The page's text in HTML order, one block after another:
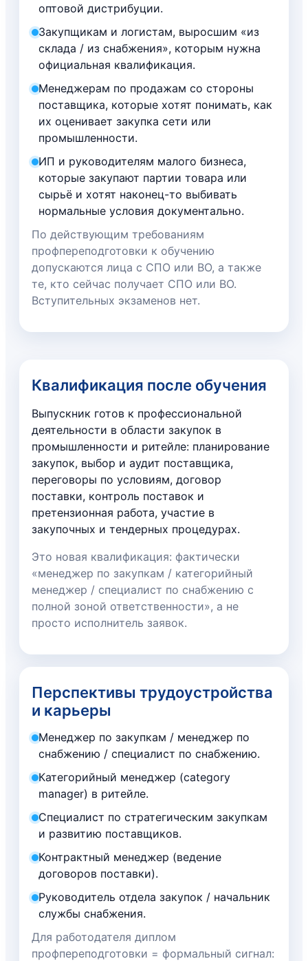
оптовой дистрибуции.
Закупщикам и логистам, выросшим «из
склада / из снабжения», которым нужна
официальная квалификация.
Менеджерам по продажам со стороны
поставщика, которые хотят понимать, как
их оценивает закупка сети или
промышленности.
ИП и руководителям малого бизнеса,
которые закупают партии товара или
сырьё и хотят наконец-то выбивать
нормальные условия документально.
По действующим требованиям
профпереподготовки к обучению
допускаются лица с СПО или ВО, а также
те, кто сейчас получает СПО или ВО.
Вступительных экзаменов нет.
Квалификация после обучения
Выпускник готов к профессиональной
деятельности в области закупок в
промышленности и ритейле: планирование
закупок, выбор и аудит поставщика,
переговоры по условиям, договор
поставки, контроль поставок и
претензионная работа, участие в
закупочных и тендерных процедурах.
Это новая квалификация: фактически
«менеджер по закупкам / категорийный
менеджер / специалист по снабжению с
полной зоной ответственности», а не
просто исполнитель заявок.
Перспективы трудоустройства
и карьеры
Менеджер по закупкам / менеджер по
снабжению / специалист по снабжению.
Категорийный менеджер (category
manager) в ритейле.
Специалист по стратегическим закупкам
и развитию поставщиков.
Контрактный менеджер (ведение
договоров поставки).
Руководитель отдела закупок / начальник
службы снабжения.
Для работодателя диплом
профпереподготовки = формальный сигнал: